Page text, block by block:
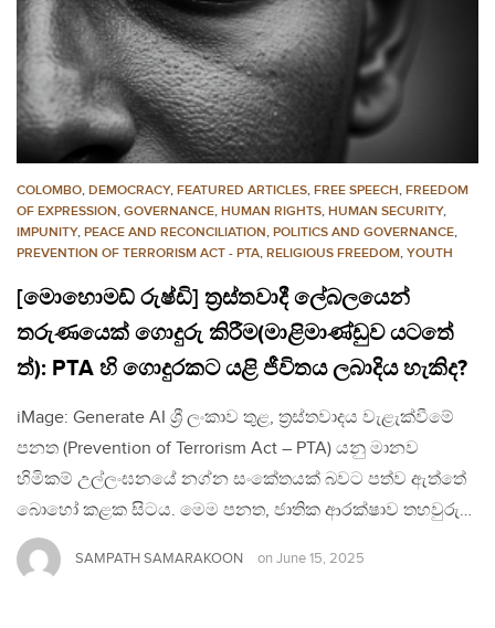
COLOMBO, DEMOCRACY, FEATURED ARTICLES, FREE SPEECH, FREEDOM
OF EXPRESSION, GOVERNANCE, HUMAN RIGHTS, HUMAN SECURITY,
IMPUNITY, PEACE AND RECONCILIATION, POLITICS AND GOVERNANCE,
PREVENTION OF TERRORISM ACT - PTA, RELIGIOUS FREEDOM, YOUTH
[මොහොමඩ් රුෂ්ඩි] ත්‍රස්තවාදී ලේබලයෙන්
තරුණයෙක් ගොදුරු කිරීම(මාළිමාණ්ඩුව යටතේ
ත්): PTA හි ගොදුරකට යළි ජීවිතය ලබාදිය හැකිද?
iMage: Generate AI ශ්‍රී ලංකාව තුළ, ත්‍රස්තවාදය වැළැක්වීමේ
පනත (Prevention of Terrorism Act – PTA) යනු මානව
හිමිකම් උල්ලංඝනයේ නග්න සංකේතයක් බවට පත්ව ඇත්තේ
බොහෝ කළක සිටය. මෙම පනත, ජාතික ආරක්ෂාව තහවුරු…
SAMPATH SAMARAKOON on June 15, 2025